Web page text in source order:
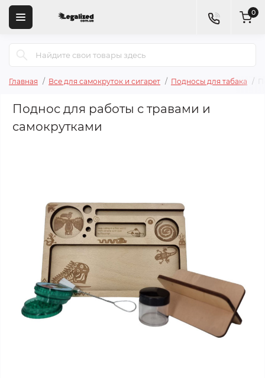
0
Главная Все для самокруток и сигарет Подносы для табака
Поднос для работы с травами и
самокрутками